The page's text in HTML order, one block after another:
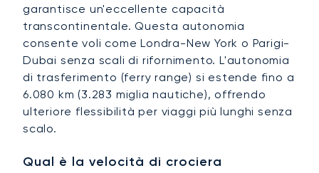
garantisce un'eccellente capacità
transcontinentale. Questa autonomia
consente voli come Londra-New York o Parigi-
Dubai senza scali di rifornimento. L'autonomia
di trasferimento (ferry range) si estende fino a
6.080 km (3.283 miglia nautiche), offrendo
ulteriore flessibilità per viaggi più lunghi senza
scalo.
Qual è la velocità di crociera